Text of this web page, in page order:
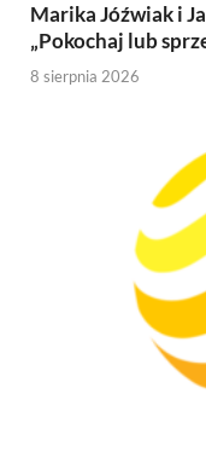
Marika Jóźwiak i
„Pokochaj lub
8 sierpnia 2026